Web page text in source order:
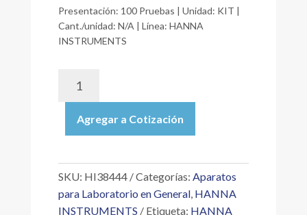
Presentación: 100 Pruebas | Unidad: KIT |
Cant./unidad: N/A | Línea: HANNA
INSTRUMENTS
PRUEBAS
DE
(COMO
Agregar a Cotización
SKU: HI38444 Categorías: Aparatos
para Laboratorio en General, HANNA
INSTRUMENTS
Etiqueta: HANNA